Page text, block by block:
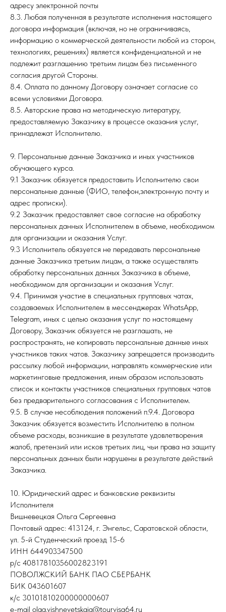
адресу электронной почты
8.3. Любая полученная в результате исполнения настоящего
договора информация (включая, но не ограничиваясь,
информацию о коммерческой деятельности любой из сторон,
технологиях, решениях) является конфиденциальной и не
подлежит разглашению третьим лицам без письменного
согласия другой Стороны.
8.4. Оплата по данному Договору означает согласие со
всеми условиями Договора.
8.5. Авторские права на методическую литературу,
предоставляемую Заказчику в процессе оказания услуг,
принадлежат Исполнителю.
9. Персональные данные Заказчика и иных участников
обучающего курса.
9.1 Заказчик обязуется предоставить Исполнителю свои
персональные данные (ФИО, телефон,электронную почту и
адрес прописки).
9.2 Заказчик предоставляет свое согласие на обработку
персональных данных Исполнителем в объеме, необходимом
для организации и оказания Услуг.
9.3 Исполнитель обязуется не передавать персональные
данные Заказчика третьим лицам, а также осуществлять
обработку персональных данных Заказчика в объеме,
необходимом для организации и оказания Услуг.
9.4. Принимая участие в специальных групповых чатах,
создаваемых Исполнителем в мессенджерах WhatsApp,
Telegram, иных с целью оказания услуг по настоящему
Договору, Заказчик обязуется не разглашать, не
распространять, не копировать персональные данные иных
участников таких чатов. Заказчику запрещается производить
рассылку любой информации, направлять коммерческие или
маркетинговые предложения, иным образом использовать
список и контакты участников специальных групповых чатов
без предварительного согласования с Исполнителем.
9.5. В случае несоблюдения положений п.9.4. Договора
Заказчик обязуется возместить Исполнителю в полном
объеме расходы, возникшие в результате удовлетворения
жалоб, претензий или исков третьих лиц, чьи права на защиту
персональных данных были нарушены в результате действий
Заказчика.
10. Юридический адрес и банковские реквизиты
Исполнителя
Вишневецкая Ольга Сергеевна
Почтовый адрес: 413124, г. Энгельс, Саратовской области,
ул. 5-й Студенческий проезд 15-6
ИНН 644903347500
р/с 40817810356002823191
ПОВОЛЖСКИЙ БАНК ПАО СБЕРБАНК
БИК 043601607
к/с 30101810200000000607
e-mail olga.vishnevetskaia@tourvisa64.ru